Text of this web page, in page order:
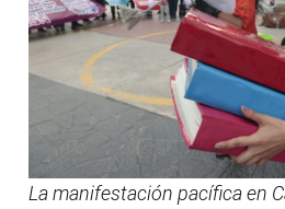
La manifestación pacífica en